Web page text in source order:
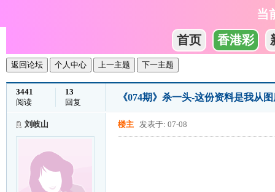
当
首页
香港彩
返回论坛 个人中心 上一主题 下一主题
3441
阅读
13
回复
《074期》杀一头-这份资料是我从
刘岐山 楼主 发表于: 07-08